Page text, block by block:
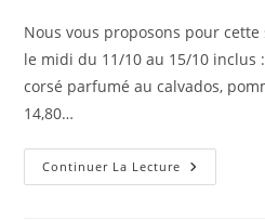
Nous vous proposons pour
le midi du 11/10 au 15/10 inclus
corsé parfumé au calvados,
14,80…
Continuer La Lecture